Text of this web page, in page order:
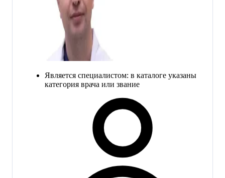
Является специалистом: в каталоге указаны
категория врача или звание